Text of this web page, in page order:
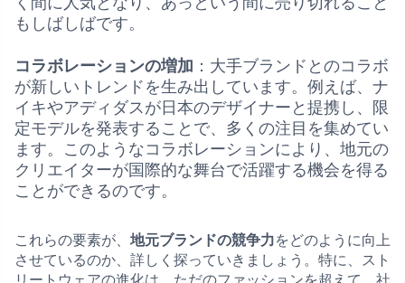
もしばしばです。
コラボレーションの増加 ：大手ブランドとのコラボ
が新しいトレンドを生み出しています。例えば、ナ
イキやアディダスが日本のデザイナーと提携し、限
定モデルを発表することで、多くの注目を集めてい
ます。このようなコラボレーションにより、地元の
クリエイターが国際的な舞台で活躍する機会を得る
ことができるのです。
これらの要素が、 地元ブランドの競争力をどのように向上
させているのか、詳しく探っていきましょう。特に、スト